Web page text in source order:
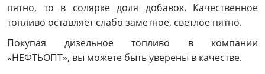
пятно, то в солярке доля добавок. Качественное
топливо оставляет слабо заметное, светлое пятно.
Покупая дизельное топливо в компании
«НЕФТЬОПТ», вы можете быть уверены в качестве.